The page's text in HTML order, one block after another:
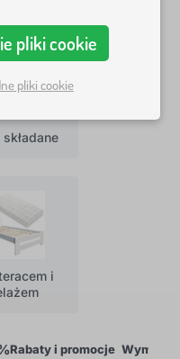
i
Rabaty i promocje Wymiar
pliki cookie
pliki cookie